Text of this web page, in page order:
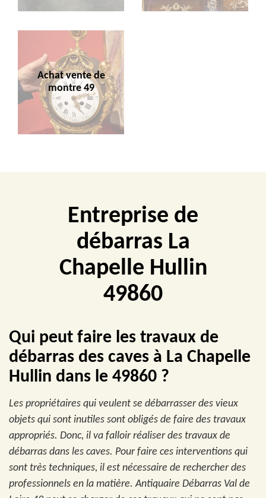
Achat vente de
montre 49
Entreprise de
débarras La
Chapelle Hullin
49860
Qui peut faire les travaux de
débarras des caves à La Chapelle
Hullin dans le 49860 ?
Les propriétaires qui veulent se débarrasser des vieux
objets qui sont inutiles sont obligés de faire des travaux
appropriés. Donc, il va falloir réaliser des travaux de
débarras dans les caves. Pour faire ces interventions qui
sont très techniques, il est nécessaire de rechercher des
professionnels en la matière. Antiquaire Débarras Val de